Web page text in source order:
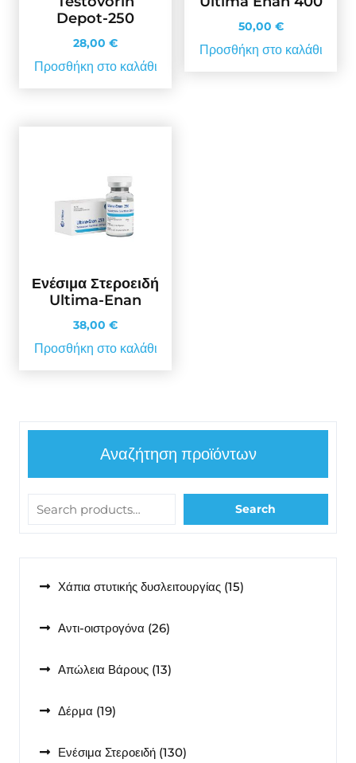
Depot-250
28,00 €
Προσθήκη στο καλάθι
50,00 €
Προσθήκη στο καλάθι
Ενέσιμα Στεροειδή
Ultima-Enan
38,00 €
Προσθήκη στο καλάθι
Αναζήτηση προϊόντων
Search
Χάπια στυτικής δυσλειτουργίας 1515
Αντι-οιστρογόνα 2626
Απώλεια Βάρους 1313
Δέρμα 1919
Ενέσιμα Στεροειδή 130130